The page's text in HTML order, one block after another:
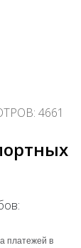
4661
платежей в